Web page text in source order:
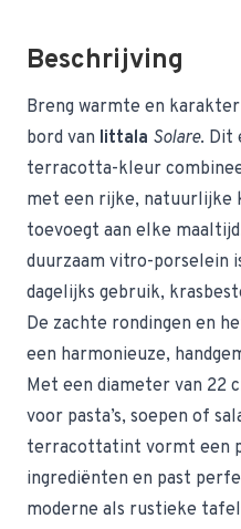
Beschrijving
Breng warmte en
bord van Iittala Solare. Dit
terracotta-kleur
met een rijke, natuurlijke
toevoegt aan elke
duurzaam vitro-porselein
dagelijks gebruik,
De zachte rondingen en
een harmonieuze,
Met een diameter van 22
voor pasta’s, soepen of
terracottatint vormt een
ingrediënten en past
moderne als rustieke